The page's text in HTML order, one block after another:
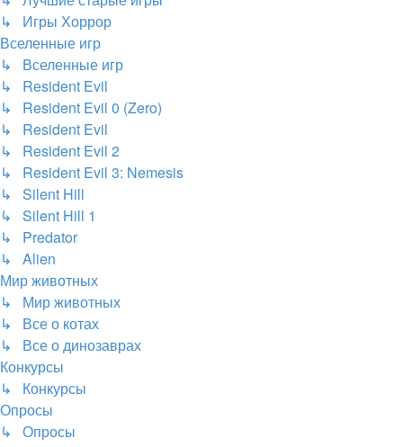
↳ Игры Хоррор
Вселенные игр
↳ Вселенные игр
↳ Resident Evil
↳ Resident Evil 0 (Zero)
↳ Resident Evil
↳ Resident Evil 2
↳ Resident Evil 3: Nemesis
↳ Silent Hill
↳ Silent Hill 1
↳ Predator
↳ Alien
Мир животных
↳ Мир животных
↳ Все о котах
↳ Все о динозаврах
Конкурсы
↳ Конкурсы
Опросы
↳ Опросы